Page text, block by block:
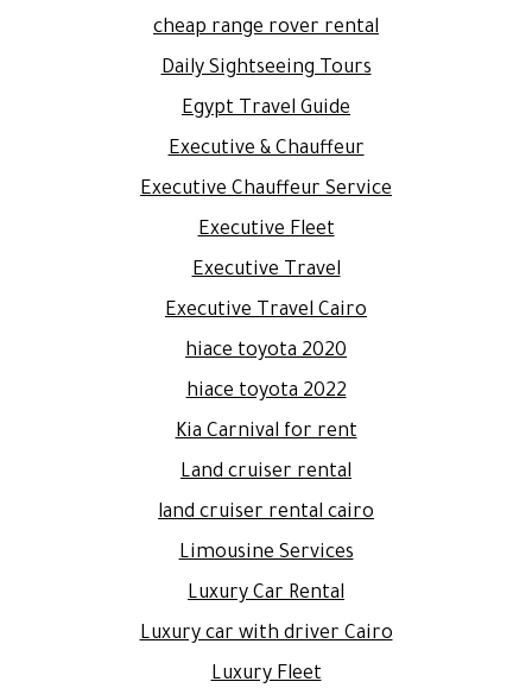
cheap range rover rental
Daily Sightseeing Tours
Egypt Travel Guide
Executive & Chauffeur
Executive Chauffeur Service
Executive Fleet
Executive Travel
Executive Travel Cairo
hiace toyota 2020
hiace toyota 2022
Kia Carnival for rent
Land cruiser rental
land cruiser rental cairo
Limousine Services
Luxury Car Rental
Luxury car with driver Cairo
Luxury Fleet